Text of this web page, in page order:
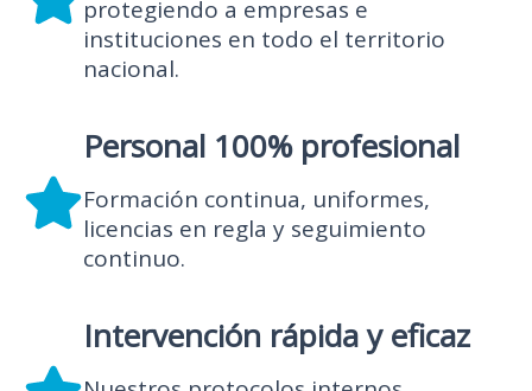
protegiendo a empresas e
instituciones en todo el territorio
nacional.
Personal 100% profesional
Formación continua, uniformes,
licencias en regla y seguimiento
continuo.
Intervención rápida y eficaz